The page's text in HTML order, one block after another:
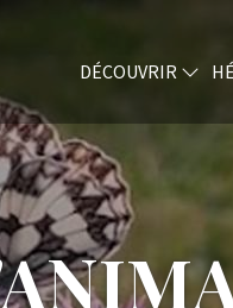
DÉCOUVRIR